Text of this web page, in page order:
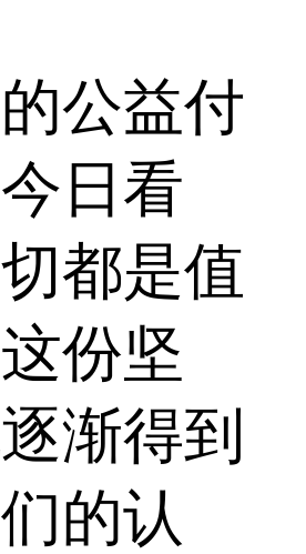
公益付
日看
都是值
份坚
渐得到
的认